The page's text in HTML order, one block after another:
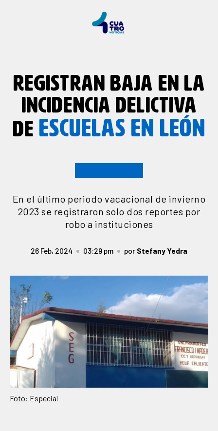
REGISTRAN BAJA EN LA
INCIDENCIA DELICTIVA
DE ESCUELAS EN LEÓN
En el último periodo vacacional de invierno
2023 se registraron solo dos reportes por
robo a instituciones
26 Feb, 2024 03:29 pm por Stefany Yedra
Foto: Especial